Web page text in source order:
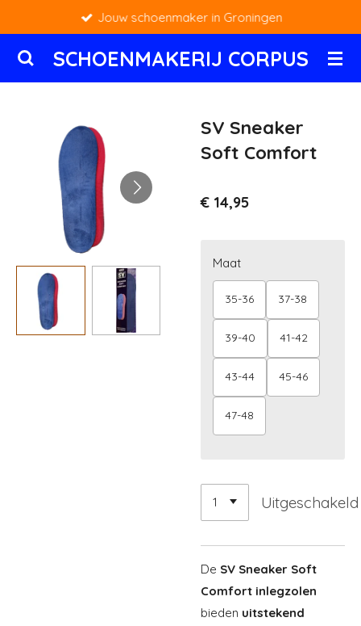
naar
de
SCHOENMAKERIJ CORPUS
Jouw schoenmaker in Groningen
SV Sneaker
Soft Comfort
€ 14,95
Maat
35-36 37-38
39-40 41-42
43-44 45-46
47-48
Uitgeschakeld
De SV Sneaker Soft
Comfort inlegzolen
bieden uitstekend